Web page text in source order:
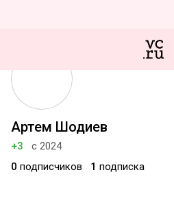
Артем Шодиев
+3
с 2024
0 подписчиков 1 подписка